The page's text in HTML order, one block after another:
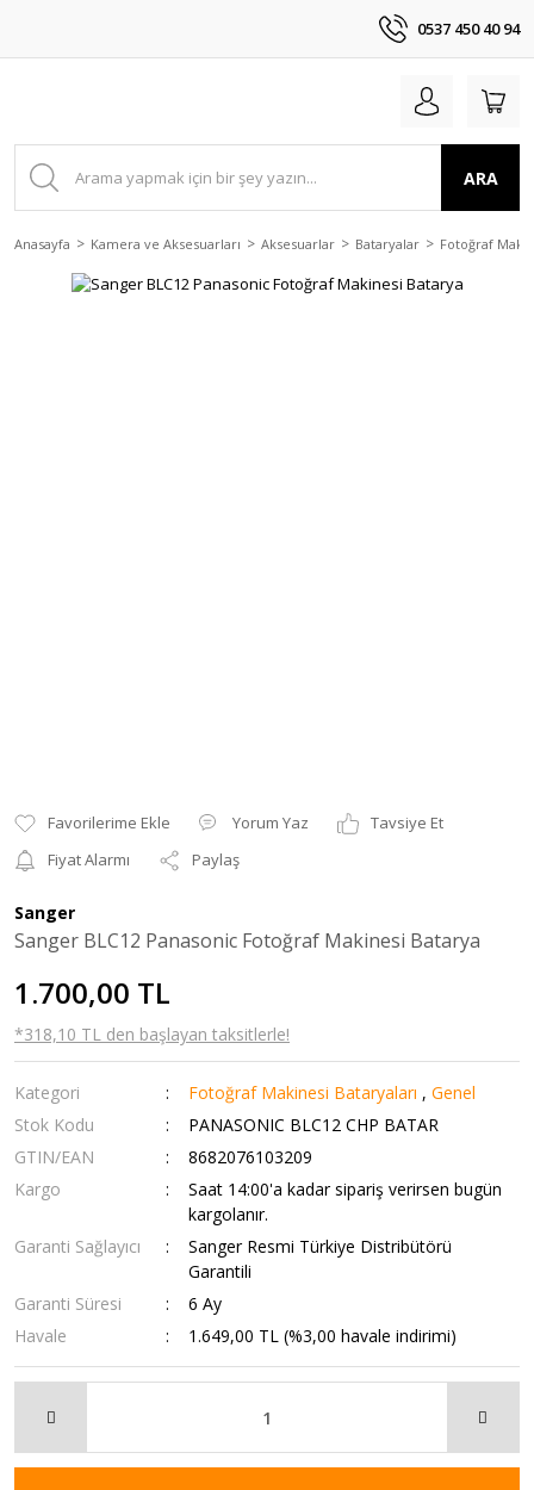
0537 450 40 94
ARA
Anasayfa Kamera ve Aksesuarları Aksesuarlar Bataryalar Fotoğraf
Yorum Yaz
Tavsiye Et
Fiyat Alarmı
Paylaş
Sanger
Sanger BLC12 Panasonic Fotoğraf Makinesi Batarya
1.700,00 TL
*318,10 TL den başlayan taksitlerle!
Kategori Fotoğraf Makinesi Bataryaları ,Genel
Stok Kodu
PANASONIC BLC12 CHP BATAR
GTIN/EAN
8682076103209
Kargo
Saat 14:00'a kadar sipariş verirsen bugün
kargolanır.
Garanti Sağlayıcı
Sanger Resmi Türkiye Distribütörü
Garantili
Garanti Süresi
6 Ay
Havale
1.649,00 TL (%3,00 havale indirimi)